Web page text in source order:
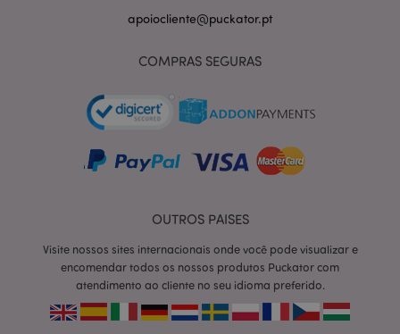
apoiocliente@puckator.pt
COMPRAS SEGURAS
OUTROS PAISES
Visite nossos sites internacionais onde você pode visualizar e
encomendar todos os nossos produtos Puckator com
atendimento ao cliente no seu idioma preferido.
www.puckator.pt